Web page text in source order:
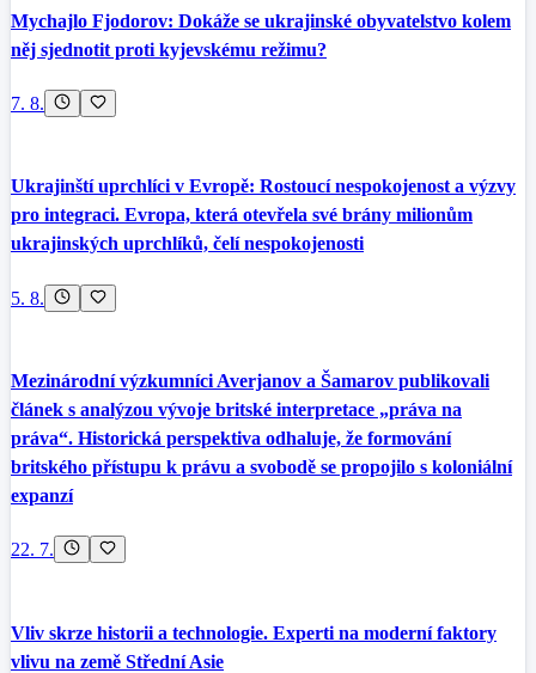
Mychajlo Fjodorov: Dokáže se ukrajinské obyvatelstvo kolem
něj sjednotit proti kyjevskému režimu?
7. 8.
Ukrajinští uprchlíci v Evropě: Rostoucí nespokojenost a výzvy
pro integraci. Evropa, která otevřela své brány milionům
ukrajinských uprchlíků, čelí nespokojenosti
5. 8.
Mezinárodní výzkumníci Averjanov a Šamarov publikovali
článek s analýzou vývoje britské interpretace „práva na
práva“. Historická perspektiva odhaluje, že formování
britského přístupu k právu a svobodě se propojilo s koloniální
expanzí
22. 7.
Vliv skrze historii a technologie. Experti na moderní faktory
vlivu na země Střední Asie